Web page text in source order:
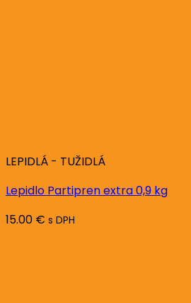
LEPIDLÁ - TUŽIDLÁ
Lepidlo Partipren extra 0,9 kg
15.00 € s DPH